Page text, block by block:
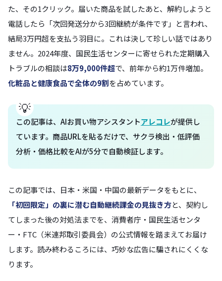
た、その1クリック。届いた商品を試したあと、解約しようと
電話したら「次回発送分から3回継続が条件です」と言われ、
結局3万円超を支払う羽目に。これは決して珍しい話ではあり
ません。2024年度、国民生活センターに寄せられた定期購入
トラブルの相談は8万9,000件超で、前年から約1万件増加。
化粧品と健康食品で全体の9割を占めています。
この記事は、AIお買い物アシスタントアレコレが提供し
ています。商品URLを貼るだけで、サクラ検出・低評価
分析・価格比較をAIが5分で自動検証します。
この記事では、日本・米国・中国の最新データをもとに、
「初回限定」の裏に潜む自動継続課金の見抜き方と、契約し
てしまった後の対処法までを、消費者庁・国民生活センタ
ー・FTC（米連邦取引委員会）の公式情報を踏まえてお届け
します。読み終わるころには、巧妙な広告に騙されにくくな
ります。